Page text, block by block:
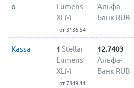
o
Lumens
XLM
от 3136.54
Альфа-
Банк RUB
Kassa 1 Stellar
Lumens
XLM
от 7849.11
12.7403
Альфа-
Банк RUB